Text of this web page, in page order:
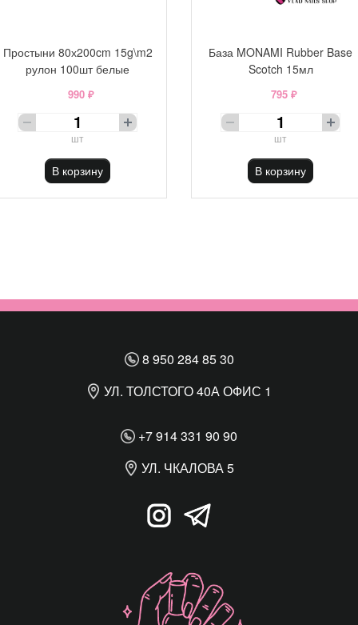
Простыни 80х200cm 15g\m2
рулон 100шт белые
990 ₽
шт
В корзину
База MONAMI Rubber Base
Scotch 15мл
795 ₽
шт
В корзину
8 950 284 85 30
УЛ. ТОЛСТОГО 40А ОФИС 1
+7 914 331 90 90
УЛ. ЧКАЛОВА 5